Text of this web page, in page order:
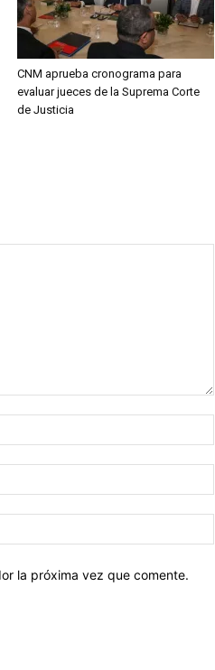
CNM aprueba cronograma para
evaluar jueces de la Suprema Corte
de Justicia
la próxima vez que comente.